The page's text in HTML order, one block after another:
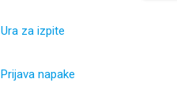
Ura za izpite
Prijava napake